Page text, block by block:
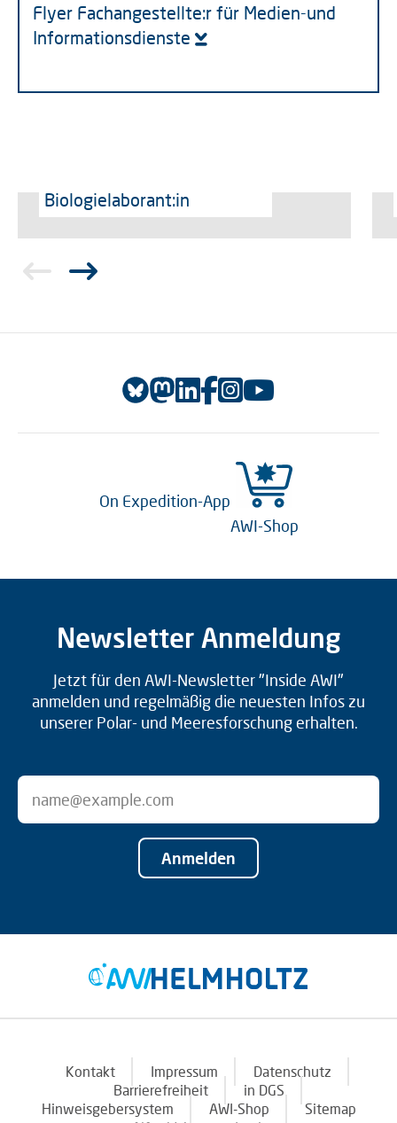
Flyer Fachangestellte:r für Medien-und
Informationsdienste
Biologielaborant:in
On Expedition-App
AWI-Shop
Newsletter Anmeldung
Jetzt für den AWI-Newsletter "Inside AWI"
anmelden und regelmäßig die neuesten Infos zu
unserer Polar- und Meeresforschung erhalten.
Anmelden
Kontakt Impressum
Datenschutz
Barrierefreiheit
in DGS
Hinweisgebersystem
AWI-Shop
Sitemap